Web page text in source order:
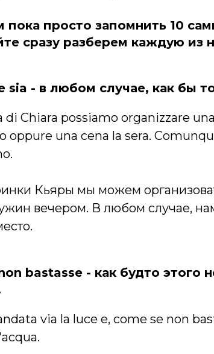
пока просто запомнить 10
сразу разберем каждую из
sia - в любом случае, как бы
di Chiara possiamo organizzare
oppure una cena la sera.
Кьяры мы можем
вечером. В любом случае,
bastasse - как будто этого
via la luce e, come se non